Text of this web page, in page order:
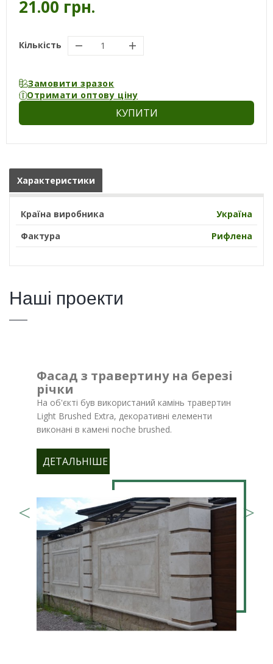
21.00 грн.
Кількість
Замовити зразок
Отримати оптову ціну
КУПИТИ
Характеристики
Країна виробника
Україна
Фактура
Рифлена
Наші проекти
Фасад з травертину на березі
річки
На об'єкті був використаний камінь травертин
Light Brushed Extra, декоративні елементи
виконані в камені noche brushed.
ДЕТАЛЬНІШЕ